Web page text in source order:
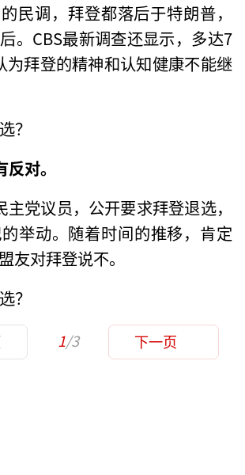
民调，拜登都落后于特朗普，
。CBS最新调查还显示，多达7
为拜登的精神和认知健康不能继
？
对。
主党议员，公开要求拜登退选，
举动。随着时间的推移，肯定
友对拜登说不。
？
1/3 下一页